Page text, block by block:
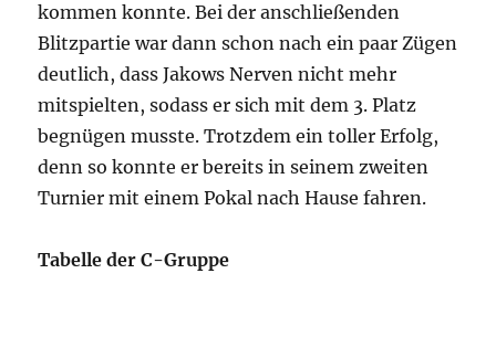
kommen konnte. Bei der anschließenden
Blitzpartie war dann schon nach ein paar Zügen
deutlich, dass Jakows Nerven nicht mehr
mitspielten, sodass er sich mit dem 3. Platz
begnügen musste. Trotzdem ein toller Erfolg,
denn so konnte er bereits in seinem zweiten
Turnier mit einem Pokal nach Hause fahren.
Tabelle der C-Gruppe